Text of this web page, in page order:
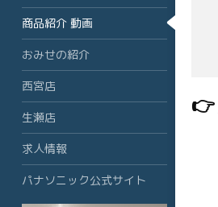
👉
商品紹介 動画
おみせの紹介
西宮店
生瀬店
求人情報
パナソニック公式サイト